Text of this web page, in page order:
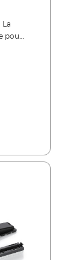
La
pour
de
peut
facile